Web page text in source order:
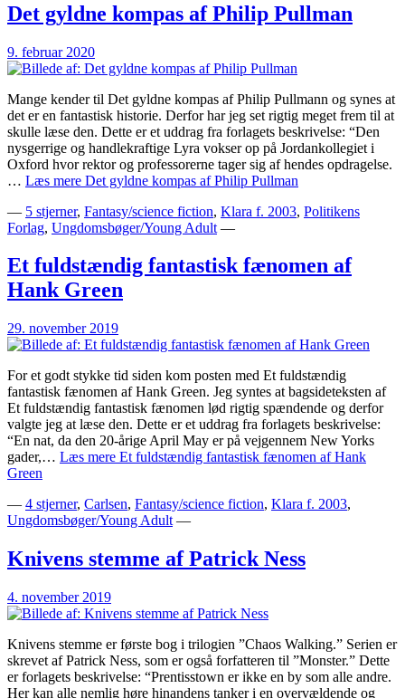
Det gyldne kompas af Philip Pullman
9. februar 2020
Mange kender til Det gyldne kompas af Philip Pullmann og synes at
det er en fantastisk historie. Derfor har jeg set rigtig meget frem til at
skulle læse den. Dette er et uddrag fra forlagets beskrivelse: “Den
nysgerrige og handlekraftige Lyra vokser op på Jordankollegiet i
Oxford hvor rektor og professorerne tager sig af hendes opdragelse.
… Læs mere Det gyldne kompas af Philip Pullman
— 5 stjerner, Fantasy/science fiction, Klara f. 2003, Politikens
Forlag, Ungdomsbøger/Young Adult —
Et fuldstændig fantastisk fænomen af
Hank Green
29. november 2019
For et godt stykke tid siden kom posten med Et fuldstændig
fantastisk fænomen af Hank Green. Jeg syntes at bagsideteksten af
Et fuldstændig fantastisk fænomen lød rigtig spændende og derfor
valgte jeg at læse den. Dette er et uddrag fra forlagets beskrivelse:
“En nat, da den 20-årige April May er på vejgennem New Yorks
gader,… Læs mere Et fuldstændig fantastisk fænomen af Hank
Green
— 4 stjerner, Carlsen, Fantasy/science fiction, Klara f. 2003,
Ungdomsbøger/Young Adult —
Knivens stemme af Patrick Ness
4. november 2019
Knivens stemme er første bog i trilogien ”Chaos Walking.” Serien er
skrevet af Patrick Ness, som er også forfatteren til ”Monster.” Dette
er forlagets beskrivelse: “Prentisstown er ikke en by som alle andre.
Her kan alle nemlig høre hinandens tanker i en overvældende og